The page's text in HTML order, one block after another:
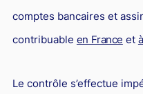
comptes bancaires et
contribuable en France et
Le contrôle s’effectue